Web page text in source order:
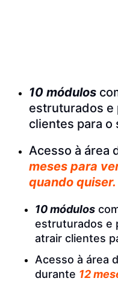
10 módulos
estruturados e
clientes para o
Acesso à área
meses para
quando quiser.
10 módulos
estruturados e
atrair clientes
Acesso à área
durante 12